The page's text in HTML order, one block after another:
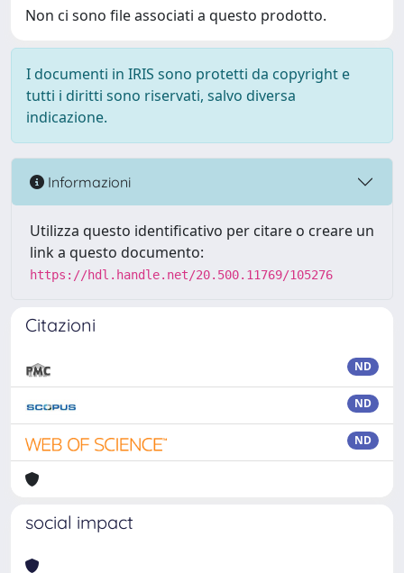
Non ci sono file associati a questo prodotto.
I documenti in IRIS sono protetti da copyright e
tutti i diritti sono riservati, salvo diversa
indicazione.
Informazioni
Utilizza questo identificativo per citare o creare un
link a questo documento:
https://hdl.handle.net/20.500.11769/105276
Citazioni
ND
ND
ND
social impact